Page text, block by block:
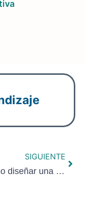
SIGUIENTE
¿Cómo diseñar una guía de entrevista para crear un perfil identitario?